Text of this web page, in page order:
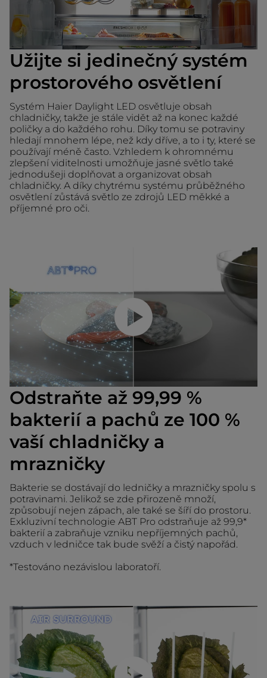
Užijte si jedinečný systém
prostorového osvětlení
Systém Haier Daylight LED osvětluje obsah
chladničky, takže je stále vidět až na konec každé
poličky a do každého rohu. Díky tomu se potraviny
hledají mnohem lépe, než kdy dříve, a to i ty, které se
používají méně často. Vzhledem k ohromnému
zlepšení viditelnosti umožňuje jasné světlo také
jednodušeji doplňovat a organizovat obsah
chladničky. A díky chytrému systému průběžného
osvětlení zůstává světlo ze zdrojů LED měkké a
příjemné pro oči.
Přehrajte video
Odstraňte až 99,99 %
bakterií a pachů ze 100 %
vaší chladničky a
mrazničky
Bakterie se dostávají do ledničky a mrazničky spolu s
potravinami. Jelikož se zde přirozeně množí,
způsobují nejen zápach, ale také se šíří do prostoru.
Exkluzivní technologie ABT Pro odstraňuje až 99,9*
bakterií a zabraňuje vzniku nepříjemných pachů,
vzduch v ledničce tak bude svěží a čistý napořád.
*Testováno nezávislou laboratoří.
Přehrajte video